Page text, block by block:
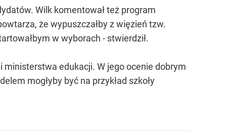
Wilk komentował też program
że wypuszczałby z więzień tzw.
w wyborach - stwierdził.
edukacji. W jego ocenie dobrym
mogłyby być na przykład szkoły